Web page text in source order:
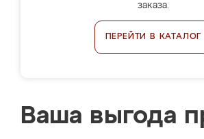
заказа.
ПЕРЕЙТИ В КАТАЛОГ
Ваша выгода